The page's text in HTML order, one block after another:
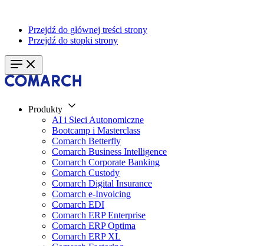
Przejdź do głównej treści strony
Przejdź do stopki strony
Produkty
AI i Sieci Autonomiczne
Bootcamp i Masterclass
Comarch Betterfly
Comarch Business Intelligence
Comarch Corporate Banking
Comarch Custody
Comarch Digital Insurance
Comarch e-Invoicing
Comarch EDI
Comarch ERP Enterprise
Comarch ERP Optima
Comarch ERP XL